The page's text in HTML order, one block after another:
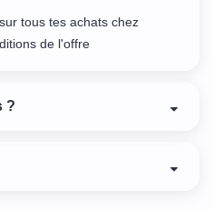
tous tes achats chez
de l'offre
?